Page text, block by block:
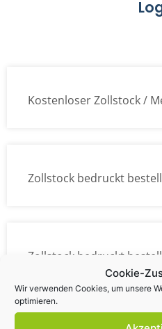
Cookie-
Wir verwenden Cookies, um unsere
optimieren.
Kostenloser Zollstock /
Zollstock bedruckt
Zollstock bedruckt